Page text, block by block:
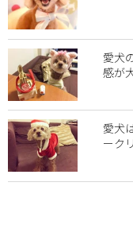
愛犬
感が
愛犬
ーク